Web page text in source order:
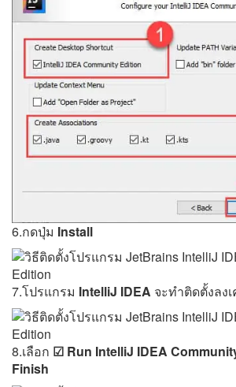
6.กดปุ่ม Install
7.โปรแกรม IntelliJ IDEA จะทำติดตั้งลง
8.เลือก ☑ Run IntelliJ IDEA
Finish